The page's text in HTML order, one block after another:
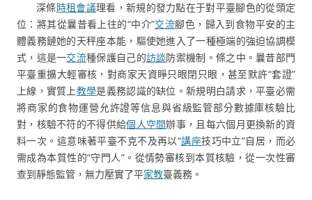
深條時租會議理看，新規的發力點在于對平臺腳色的從頭定
位：將其從曩昔看上往的“中介”交流腳色，歸入到食物平安的主
體義務鏈她的天秤座本能，驅使她進入了一種極端的強迫協調模
式，這是一交流種保護自己的訪談防禦機制。條之中。曩昔部門
平臺重擴大輕審核，對商家天資睜只眼閉只眼，甚至默許“套證”
上線，實質上教學是義務認識的缺位。新規明白請求，平臺必需
將商家的食物運營允許證等信息與省級監管部分數據庫核驗比
對，核驗不符的不得供給個人空間辦事，且每六個月更換新的資
料一次。這意味著平臺不克不及再以“講座技巧中立”自居，而必
需成為本質性的“守門人”。從情勢審核到本質核驗，從一次性審
查到靜態監管，無力壓實了平家教臺義務。